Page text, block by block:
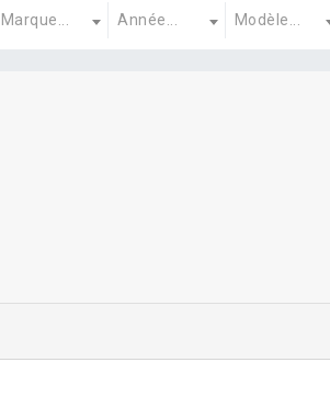
Marque...
Année...
Modèle...